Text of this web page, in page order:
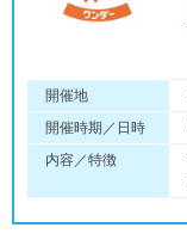
開催地
開催時期／日時
内容／特徴